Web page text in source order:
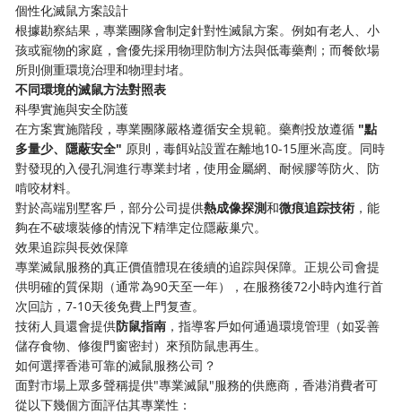
個性化滅鼠方案設計
根據勘察結果，專業團隊會制定針對性滅鼠方案。例如有老人、小
孩或寵物的家庭，會優先採用物理防制方法與低毒藥劑；而餐飲場
所則側重環境治理和物理封堵。
不同環境的滅鼠方法對照表
科學實施與安全防護
在方案實施階段，專業團隊嚴格遵循安全規範。藥劑投放遵循 "點
多量少、隱蔽安全" 原則，毒餌站設置在離地10-15厘米高度。同時
對發現的入侵孔洞進行專業封堵，使用金屬網、耐候膠等防火、防
啃咬材料。
對於高端別墅客戶，部分公司提供熱成像探測和微痕追踪技術 ，能
夠在不破壞裝修的情況下精準定位隱蔽巢穴。
效果追踪與長效保障
專業滅鼠服務的真正價值體現在後續的追踪與保障。正規公司會提
供明確的質保期（通常為90天至一年），在服務後72小時內進行首
次回訪，7-10天後免費上門复查。
技術人員還會提供防鼠指南 ，指導客戶如何通過環境管理（如妥善
儲存食物、修復門窗密封）來預防鼠患再生。
如何選擇香港可靠的滅鼠服務公司？
面對市場上眾多聲稱提供"專業滅鼠"服務的供應商，香港消費者可
從以下幾個方面評估其專業性：